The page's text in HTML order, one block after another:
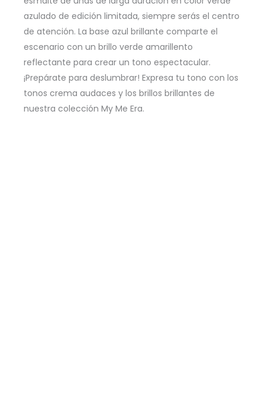
azulado de edición limitada, siempre serás el centro
de atención. La base azul brillante comparte el
escenario con un brillo verde amarillento
reflectante para crear un tono espectacular.
¡Prepárate para deslumbrar! Expresa tu tono con los
tonos crema audaces y los brillos brillantes de
nuestra colección My Me Era.